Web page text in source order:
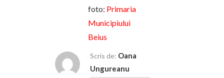
foto: Primaria
Municipiului
Beius
Scris de: Oana
Ungureanu